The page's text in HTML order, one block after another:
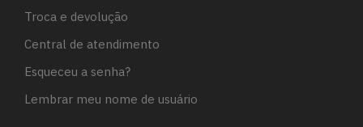
Troca e devolução
Central de atendimento
Esqueceu a senha?
Lembrar meu nome de usuário